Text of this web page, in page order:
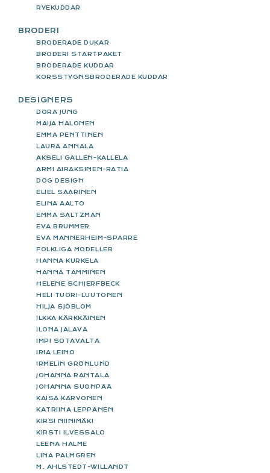
RYEKUDDAR
BRODERI
BRODERADE DUKAR
BRODERI STARTPAKET
BRODERADE KUDDAR
KORSSTYGNSBRODERADE KUDDAR
DESIGNERS
DORA JUNG
MAIJA HALONEN
EMMA PENTTINEN
LAURA ANNALA
AKSELI GALLEN-KALLELA
ARMI AIRAKSINEN-RATIA
DOG DESIGN
ELIEL SAARINEN
ELINA AALTO
EMMA SALTZMAN
EVA BRUMMER
EVA MANNERHEIM-SPARRE
FOLKLIGA MODELLER
HANNA KURKELA
HANNA TAMMINEN
HELENE SCHJERFBECK
HELI TUORI-LUUTONEN
HILJA SJÖBLOM
ILKKA KÄRKKÄINEN
ILONA JALAVA
IMPI SOTAVALTA
IRIA LEINO
IRMELIN GRÖNLUND
JOHANNA RANTALA
JOHANNA SUONPÄÄ
KAISA KARVONEN
KATRIINA LEPPÄNEN
KIRSI NIINIMÄKI
KIRSTI ILVESSALO
LEENA HALME
LINA PALMGREN
M. AHLSTEDT-WILLANDT